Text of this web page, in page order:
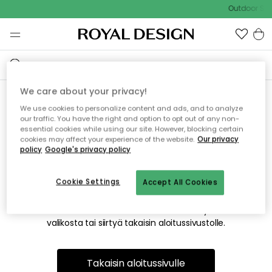
Outdoor
Emme valitettavasti löydä
etsimääsi sivua
Tämä voi johtua siitä, että sivua ei enää ole tai siitä, että se
on siirretty muualle. Pahoittelemme tästä mahdollisesti
valikosta tai siirtyä takaisin aloitussivustolle.
Takaisin aloitussivulle
We care about your privacy!
We use cookies to personalize content and ads, and to analyze
our traffic. You have the right and option to opt out of any non-
essential cookies while using our site. However, blocking certain
cookies may affect your experience of the website. Our privacy
policy Google's privacy policy
Accept All Cookies
Cookie Settings